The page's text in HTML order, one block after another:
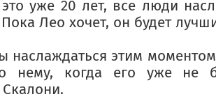
уже 20 лет, все люди
Лео хочет, он будет
этим
нему, когда его уже не